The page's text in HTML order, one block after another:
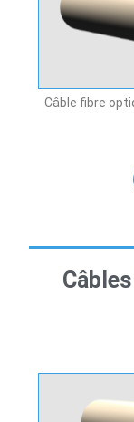
Câble fibre